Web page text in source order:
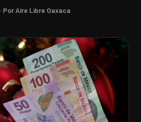
· Por Aire Libre Oaxaca